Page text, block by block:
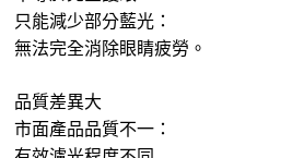
只能減少部分藍光：
無法完全消除眼睛疲勞。
品質差異大
市面產品品質不一：